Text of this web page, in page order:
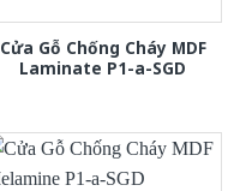
Cửa Gỗ Chống Cháy MDF
Laminate P1-a-SGD